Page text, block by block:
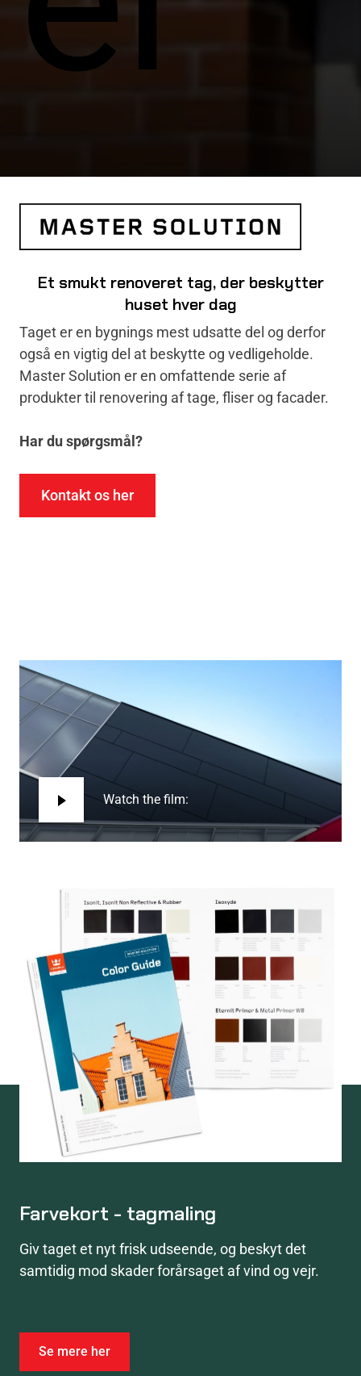
Et smukt renoveret tag, der beskytter
huset hver dag
Taget er en bygnings mest udsatte del og derfor
også en vigtig del at beskytte og vedligeholde.
Master Solution er en omfattende serie af
produkter til renovering af tage, fliser og facader.
Har du spørgsmål?
Kontakt os her
Watch the film:
Farvekort - tagmaling
Giv taget et nyt frisk udseende, og beskyt det
samtidig mod skader forårsaget af vind og vejr.
Se mere her